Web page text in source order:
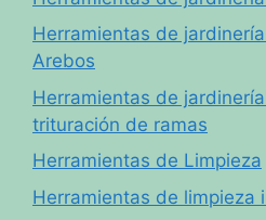
Herramientas de
Arebos
Herramientas de
trituración de ramas
Herramientas de Limpieza
Herramientas de limpieza